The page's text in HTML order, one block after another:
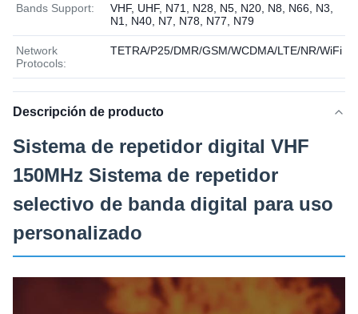
Bands Support:
VHF, UHF, N71, N28, N5, N20, N8, N66, N3,
N1, N40, N7, N78, N77, N79
Network
Protocols:
TETRA/P25/DMR/GSM/WCDMA/LTE/NR/WiFi
Descripción de producto
Sistema de repetidor digital VHF
150MHz Sistema de repetidor
selectivo de banda digital para uso
personalizado